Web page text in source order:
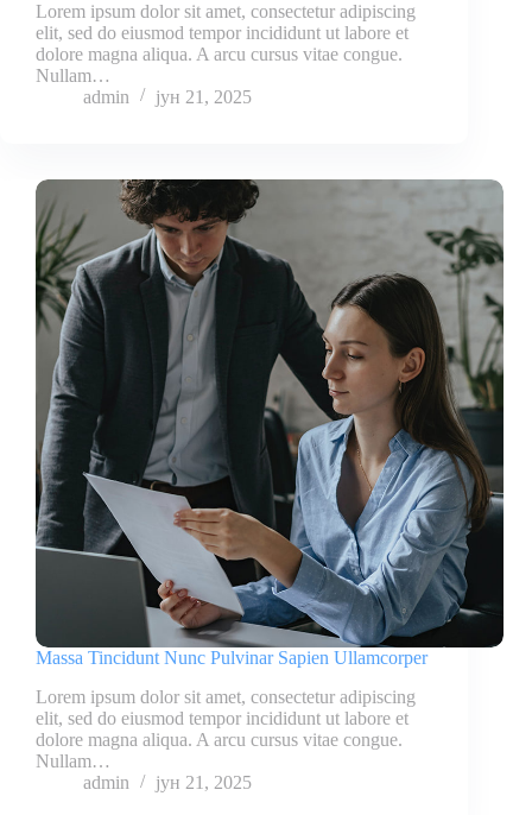
Lorem ipsum dolor sit amet, consectetur adipiscing
elit, sed do eiusmod tempor incididunt ut labore et
dolore magna aliqua. A arcu cursus vitae congue.
Nullam…
admin
јун 21, 2025
Massa Tincidunt Nunc Pulvinar Sapien Ullamcorper
Lorem ipsum dolor sit amet, consectetur adipiscing
elit, sed do eiusmod tempor incididunt ut labore et
dolore magna aliqua. A arcu cursus vitae congue.
Nullam…
admin
јун 21, 2025